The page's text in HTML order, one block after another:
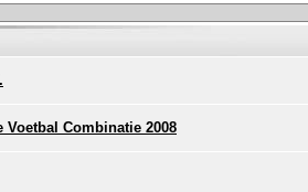
Voetbal Combinatie 2008